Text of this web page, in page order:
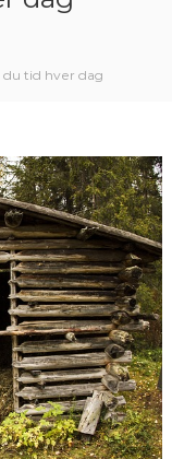
du tid hver dag